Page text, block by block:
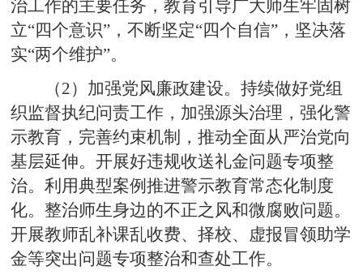
治工作的主要任务，教育引导广大师生牢固树
立“四个意识”，不断坚定“四个自信”，坚决落
实“两个维护”。
（2）加强党风廉政建设。持续做好党组
织监督执纪问责工作，加强源头治理，强化警
示教育，完善约束机制，推动全面从严治党向
基层延伸。开展好违规收送礼金问题专项整
治。利用典型案例推进警示教育常态化制度
化。整治师生身边的不正之风和微腐败问题。
开展教师乱补课乱收费、择校、虚报冒领助学
金等突出问题专项整治和查处工作。